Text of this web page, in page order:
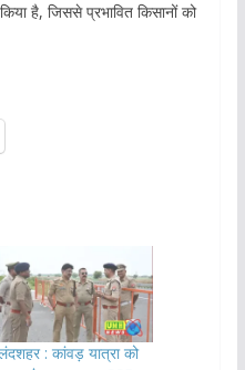
है, जिससे प्रभावित किसानों को
: कांवड़ यात्रा को